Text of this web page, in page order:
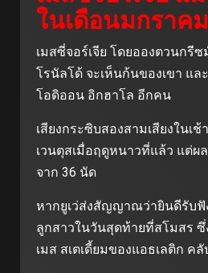
ในเดือนมกราค
เมสซี่จอร์เจีย โดยอองตวนกรี
โรนัลโด้ จะเห็นก้นของเขา แ
โอดิออน อิกฮาโล อีกคน
เสียงกระซิบสองสามเสียงในเ
เวนตุสเมื่อฤดูหนาวที่แล้ว แต่ผ
จาก 36 นัด
หากยูเว่ส่งสัญญาณว่ายินดีรับฟัง
ลูกสาวในวันสุดท้ายที่สโมสร
เมส สเตเดี้ยมของแอธเลติก ค